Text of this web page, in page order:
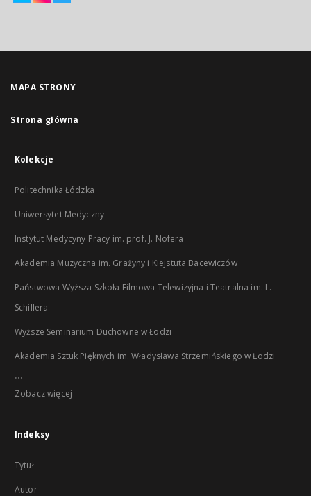
MAPA STRONY
Strona główna
Kolekcje
Politechnika Łódzka
Uniwersytet Medyczny
Instytut Medycyny Pracy im. prof. J. Nofera
Akademia Muzyczna im. Grażyny i Kiejstuta Bacewiczów
Państwowa Wyższa Szkoła Filmowa Telewizyjna i Teatralna im. L.
Schillera
Wyższe Seminarium Duchowne w Łodzi
Akademia Sztuk Pięknych im. Władysława Strzemińskiego w Łodzi
...
Zobacz więcej
Indeksy
Tytuł
Autor